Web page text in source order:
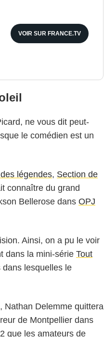
VOIR SUR FRANCE.TV
ne vous dit peut-
le comédien est un
légendes, Section de
connaître du grand
Bellerose dans OPJ
Ainsi, on a pu le voir
dans la mini-série Tout
dans lesquelles le
Nathan Delemme quittera
de Montpellier dans
que les amateurs de